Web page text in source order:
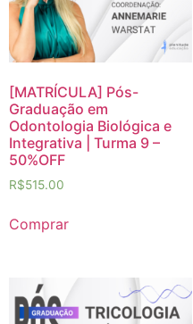
[MATRÍCULA] Pós-
Graduação em
Odontologia Biológica e
Integrativa | Turma 9 –
50%OFF
R$515.00
Comprar